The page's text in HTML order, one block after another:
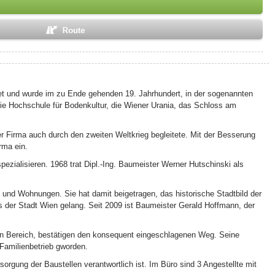
wurde im zu Ende gehenden 19. Jahrhundert, in der sogenannten
Hochschule für Bodenkultur, die Wiener Urania, das Schloss am
auch durch den zweiten Weltkrieg begleitete. Mit der Besserung
ein.
1968 trat Dipl.-Ing. Baumeister Werner Hutschinski als
Wohnungen. Sie hat damit beigetragen, das historische Stadtbild der
Stadt Wien gelang. Seit 2009 ist Baumeister Gerald Hoffmann, der
bestätigen den konsequent eingeschlagenen Weg. Seine
gworden.
der Baustellen verantwortlich ist. Im Büro sind 3 Angestellte mit